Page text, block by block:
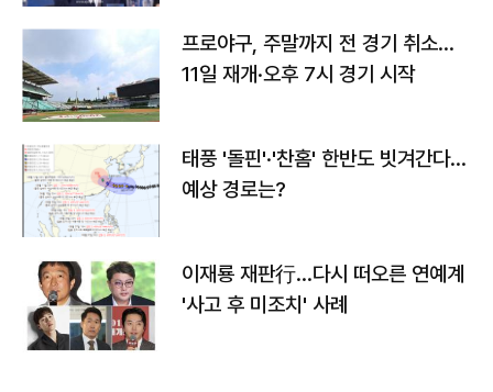
프로야구, 주말까지 전 경기 취소…
11일 재개·오후 7시 경기 시작
태풍 '돌핀'·'찬홈' 한반도 빗겨간다…
예상 경로는?
이재룡 재판行…다시 떠오른 연예계
'사고 후 미조치' 사례